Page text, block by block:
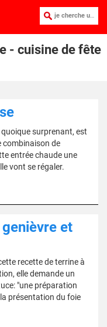
je cherche une recette :
- cuisine de fête
surprenant, est
combinaison de
entrée chaude une
vont se régaler.
et
recette de terrine à
elle demande un
"une préparation
présentation du foie